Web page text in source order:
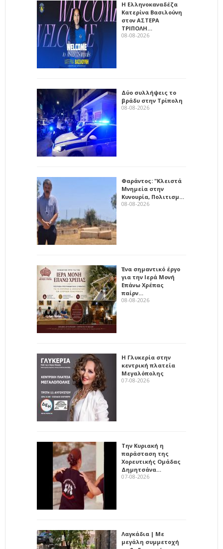
Η Ελληνοκαναδέζα
Κατερίνα Βασιλούνη
στον ΑΣΤΕΡΑ
ΤΡΙΠΟΛΗ…
08-08-2026
Δύο συλλήψεις το
βράδυ στην Τρίπολη
08-08-2026
Φαράντος: "Κλειστά
Μνημεία στην
Κυνουρία, Πολιτισμ…
08-08-2026
Ένα σημαντικό έργο
για την Ιερά Μονή
Επάνω Χρέπας
παίρν…
08-08-2026
Η Γλυκερία στην
κεντρική πλατεία
Μεγαλόπολης
07-08-2026
Την Κυριακή η
παράσταση της
Χορευτικής Ομάδας
Δημητσάνα…
07-08-2026
Λαγκάδια | Με
μεγάλη συμμετοχή